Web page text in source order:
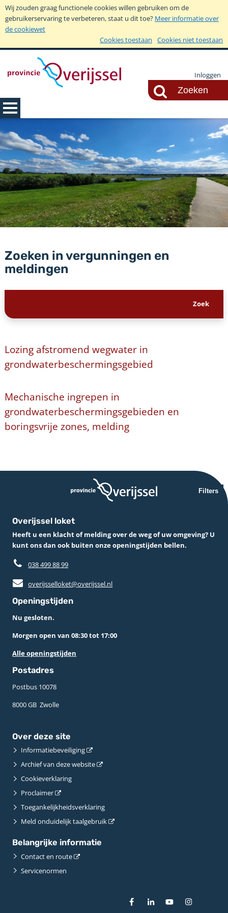
Wij zouden graag functionele cookies willen gebruiken om de
gebruikerservaring te verbeteren, staat u dit toe? Meer informatie over
de cookiewet
Cookies toestaan
Cookies niet toestaan
Inloggen
Zoeken in vergunningen en
meldingen
Lozing afstromend wegwater in
grondwaterbeschermingsgebied
Mechanische ingrepen in
grondwaterbeschermingsgebieden en
boringsvrije zones, melding
Filters
Overijssel loket
Heeft u een klacht of melding over de weg of uw omgeving? U
kunt ons dan ook buiten onze openingstijden bellen.
038 499 88 99
overijsselloket@overijssel.nl
Openingstijden
Nu gesloten.
Morgen open van 08:30 tot 17:00
Alle openingstijden
Postadres
Postbus 10078 ­
8000 GB ­ Zwolle
Over deze site
Informatiebeveiliging
Archief van deze website
Cookieverklaring
Proclaimer
Toegankelijkheidsverklaring
Meld onduidelijk taalgebruik
Belangrijke informatie
Contact en route
Servicenormen